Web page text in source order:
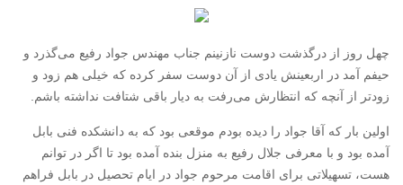
چهل روز از درگذشت دوست نازنینم جناب مهندس جواد رفیع می‌گذرد و
حیفم آمد در اربعینش یادی از آن دوست سفر کرده که خیلی هم زود و
زودتر از آنچه که انتظارش می‌رفت به دیار باقی شتافت نداشته باشم.
اولین بار که آقا جواد را دیده بودم موقعی بود که به دانشکده فنی بابل
آمده بود و با معرفی جلال رفیع به منزل بنده آمده بود تا اگر در توانم
هست، تسهیلاتی برای اقامت مرحوم جواد در ایام تحصیل در بابل فراهم